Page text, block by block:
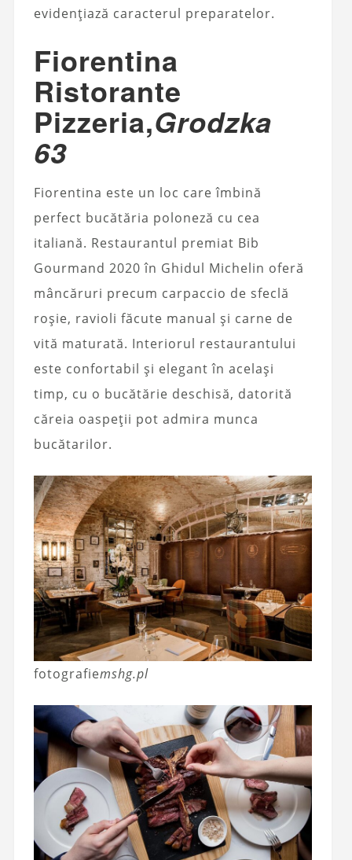
evidențiază caracterul preparatelor.
Fiorentina
Ristorante
Pizzeria,Grodzka
63
Fiorentina este un loc care îmbină
perfect bucătăria poloneză cu cea
italiană. Restaurantul premiat Bib
Gourmand 2020 în Ghidul Michelin oferă
mâncăruri precum carpaccio de sfeclă
roșie, ravioli făcute manual și carne de
vită maturată. Interiorul restaurantului
este confortabil și elegant în același
timp, cu o bucătărie deschisă, datorită
căreia oaspeții pot admira munca
bucătarilor.
fotografiemshg.pl